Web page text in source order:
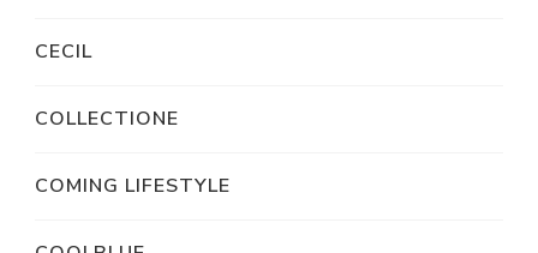
CECIL
COLLECTIONE
COMING LIFESTYLE